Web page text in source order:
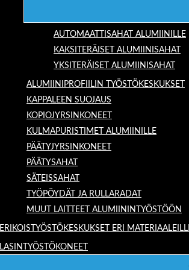
AUTOMAATTISAHAT ALUMIINILLE
KAKSITERÄISET ALUMIINISAHAT
YKSITERÄISET ALUMIINISAHAT
ALUMIINIPROFIILIN TYÖSTÖKESKUKSET
KAPPALEEN SUOJAUS
KOPIOJYRSINKONEET
KULMAPURISTIMET ALUMIINILLE
PÄÄTYJYRSINKONEET
PÄÄTYSAHAT
SÄTEISSAHAT
TYÖPÖYDÄT JA RULLARADAT
MUUT LAITTEET ALUMIININTYÖSTÖÖN
ERIKOISTYÖSTÖKESKUKSET ERI
LASINTYÖSTÖKONEET